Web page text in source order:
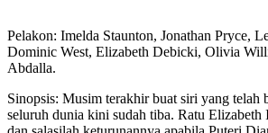
Pelakon: Imelda Staunton, Jonathan Pryce,
Dominic West, Elizabeth Debicki, Olivia
Abdalla.
Sinopsis: Musim terakhir buat siri yang telah
seluruh dunia kini sudah tiba. Ratu Elizabeth